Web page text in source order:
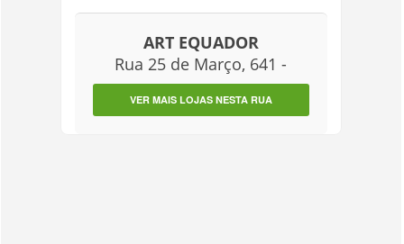
ART EQUADOR
Rua 25 de Março, 641 -
VER MAIS LOJAS NESTA RUA